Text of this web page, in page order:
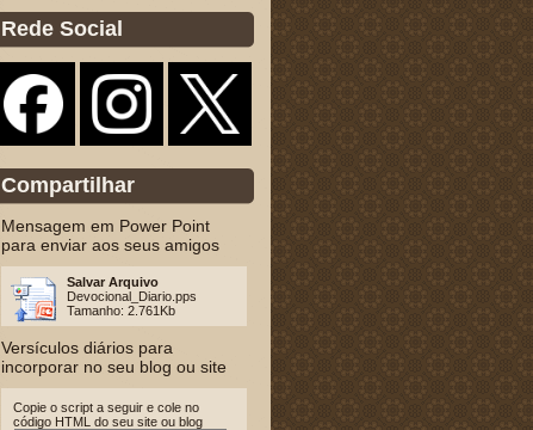
Rede Social
Compartilhar
Mensagem em Power Point
para enviar aos seus amigos
Salvar Arquivo
Devocional_Diario.pps
Tamanho: 2.761Kb
Versículos diários para
incorporar no seu blog ou site
Copie o script a seguir e cole no
código HTML do seu site ou blog